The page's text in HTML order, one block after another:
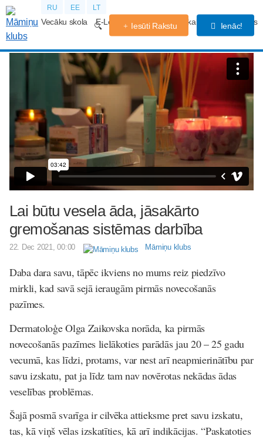
RU EE LT
Vecāku skola E-Lekcijas Grūtniecības kalendārs Forums
Iesūti Rakstu Ienāc!
Lai būtu vesela āda, jāsakārto
gremošanas sistēmas darbība
22. Dec 2021, 00:00 Māmiņu klubs
Daba dara savu, tāpēc ikviens no mums reiz piedzīvo
mirkli, kad savā sejā ieraugām pirmās novecošanās
pazīmes.
Dermatoloģe Olga Zaikovska norāda, ka pirmās
novecošanās pazīmes lielākoties parādās jau 20 – 25 gadu
vecumā, kas līdzi, protams, var nest arī neapmierinātību par
savu izskatu, pat ja līdz tam nav novērotas nekādas ādas
veselības problēmas.
Šajā posmā svarīga ir cilvēka attieksme pret savu izskatu,
tas, kā viņš vēlas izskatīties, kā arī indikācijas. “Paskatoties